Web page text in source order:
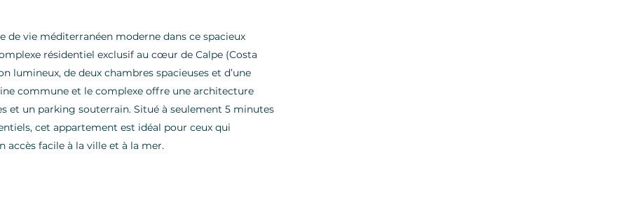
vie méditerranéen moderne dans ce spacieux
résidentiel exclusif au cœur de Calpe (Costa
lumineux, de deux chambres spacieuses et d’une
commune et le complexe offre une architecture
et un parking souterrain. Situé à seulement 5 minutes
cet appartement est idéal pour ceux qui
accès facile à la ville et à la mer.